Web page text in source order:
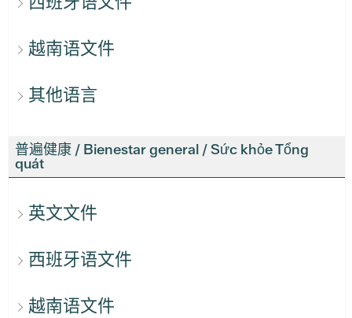
越南语文件
其他语言
普遍健康 / Bienestar general / Sức khỏe Tổng
quát
英文文件
西班牙语文件
越南语文件